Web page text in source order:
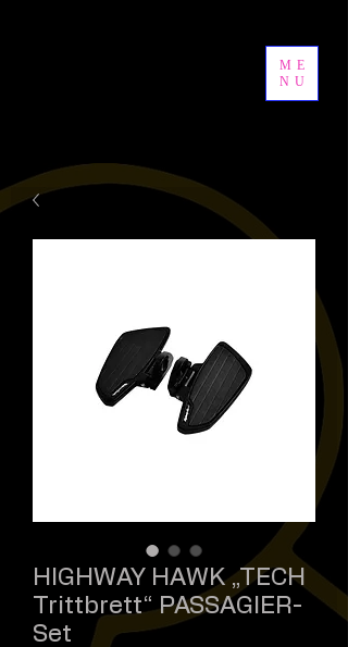
ME
NU
HIGHWAY HAWK „TECH
Trittbrett“ PASSAGIER-
Set